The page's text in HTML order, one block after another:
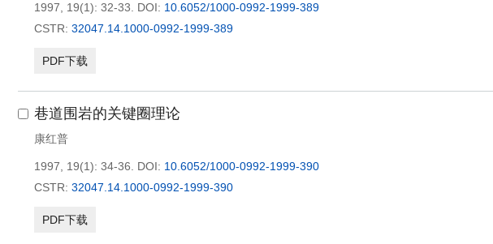
1997, 19(1): 32-33. DOI: 10.6052/1000-0992-1999-389
CSTR: 32047.14.1000-0992-1999-389
PDF下载
巷道围岩的关键圈理论
康红普
1997, 19(1): 34-36. DOI: 10.6052/1000-0992-1999-390
CSTR: 32047.14.1000-0992-1999-390
PDF下载